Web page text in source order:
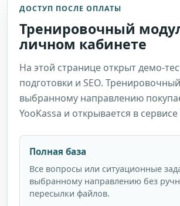
ДОСТУП ПОСЛЕ ОПЛАТЫ
Тренировочный
личном кабинете
На этой странице открыт демо-
подготовки и SEO.
выбранному направлению
YooKassa и открывается в
Полная база
Все вопросы или ситуационные
выбранному направлению без
пересылки файлов.